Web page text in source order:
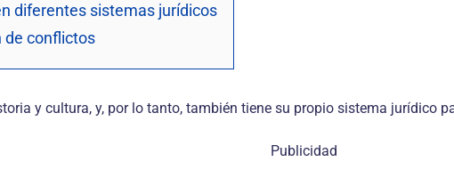
diferentes sistemas jurídicos
de conflictos
y cultura, y, por lo tanto, también tiene su propio sistema jurídico
Publicidad